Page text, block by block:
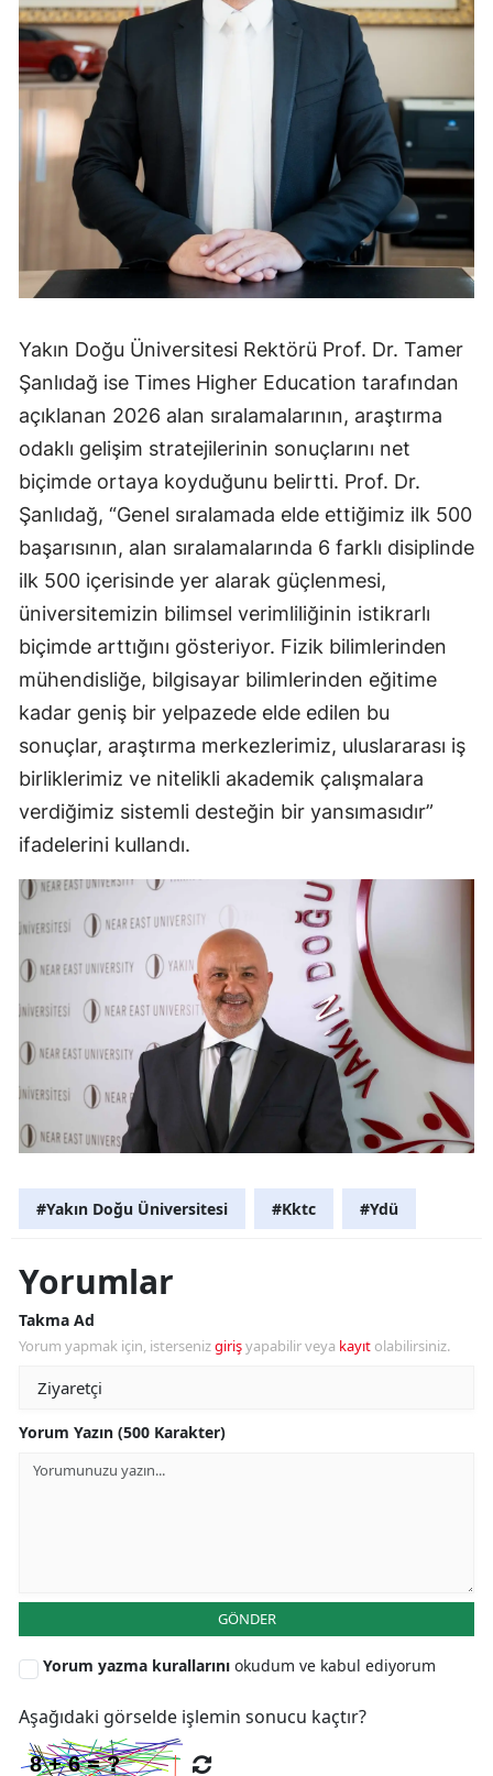
Yakın Doğu Üniversitesi Rektörü Prof. Dr. Tamer
Şanlıdağ ise Times Higher Education tarafından
açıklanan 2026 alan sıralamalarının, araştırma
odaklı gelişim stratejilerinin sonuçlarını net
biçimde ortaya koyduğunu belirtti. Prof. Dr.
Şanlıdağ, “Genel sıralamada elde ettiğimiz ilk 500
başarısının, alan sıralamalarında 6 farklı disiplinde
ilk 500 içerisinde yer alarak güçlenmesi,
üniversitemizin bilimsel verimliliğinin istikrarlı
biçimde arttığını gösteriyor. Fizik bilimlerinden
mühendisliğe, bilgisayar bilimlerinden eğitime
kadar geniş bir yelpazede elde edilen bu
sonuçlar, araştırma merkezlerimiz, uluslararası iş
birliklerimiz ve nitelikli akademik çalışmalara
verdiğimiz sistemli desteğin bir yansımasıdır”
ifadelerini kullandı.
#Yakın Doğu Üniversitesi #Kktc #Ydü
Yorumlar
Takma Ad
Yorum yapmak için, istersenizgirişyapabilir veya kayıt olabilirsiniz.
Yorum Yazın (500 Karakter)
GÖNDER
Yorum yazma kurallarını okudum ve kabul ediyorum
Aşağıdaki görselde işlemin sonucu kaçtır?